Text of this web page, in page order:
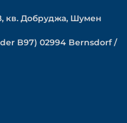
кв. Добруджа, Шумен
B97) 02994 Bernsdorf /